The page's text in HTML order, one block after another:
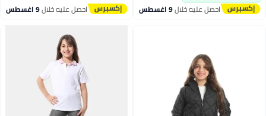
احصل عليه خلال9 اغسطس احصل عليه خلال9 اغسطس